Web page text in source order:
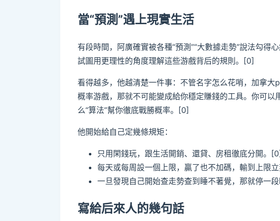
當“預測”遇上現實生活
有段時間，阿廣確實被各種“預測”“大數據走勢”說法勾得
試圖用更理性的角度理解這些游戲背后的規則。[0]
看得越多，他越清楚一件事：不管名字怎么花哨，加拿
概率游戲，那就不可能變成給你穩定賺錢的工具。你可
么“算法”幫你徹底戰勝概率。[0]
他開始給自己定幾條規矩：
只用閑錢玩，跟生活開銷、還貸、房租徹底分開。
每天或每周設一個上限，贏了也不加碼，輸到上限
一旦發現自己開始查走勢查到睡不著覺，那就停一
寫給后來人的幾句話